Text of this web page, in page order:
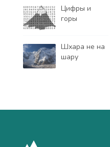
Цифры и
горы
Шхара не на
шару